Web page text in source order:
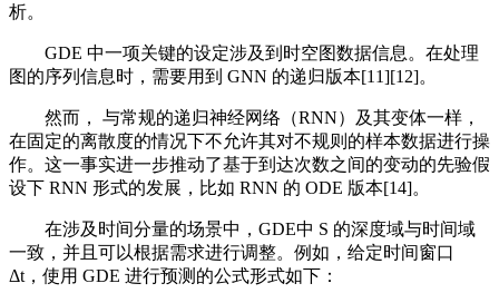
析。
GDE 中一项关键的设定涉及到时空图数据信息。在处理
图的序列信息时，需要用到 GNN 的递归版本[11][12]。
然而， 与常规的递归神经网络（RNN）及其变体一样，
在固定的离散度的情况下不允许其对不规则的样本数据进行操
作。这一事实进一步推动了基于到达次数之间的变动的先验假
设下 RNN 形式的发展，比如 RNN 的 ODE 版本[14]。
在涉及时间分量的场景中，GDE中 S 的深度域与时间域
一致，并且可以根据需求进行调整。例如，给定时间窗口
Δt，使用 GDE 进行预测的公式形式如下：